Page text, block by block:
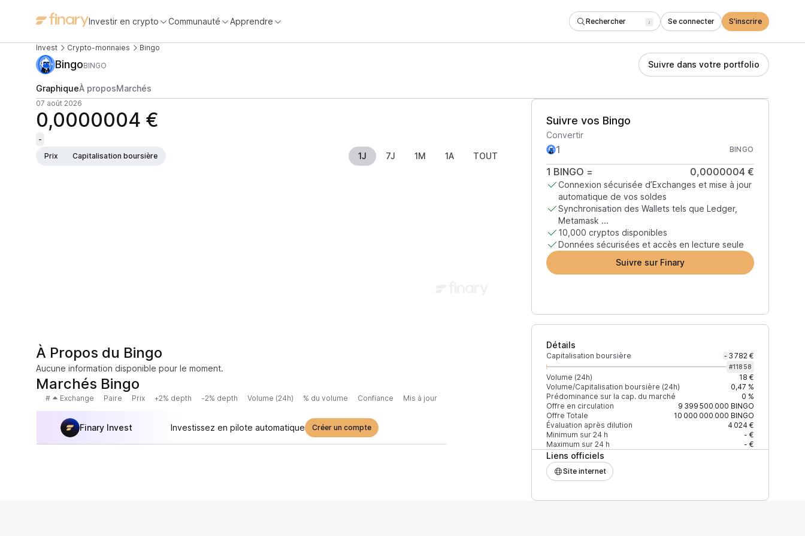
Investir en crypto Communauté Apprendre Rechercher / Se connecter S'inscrire
Invest Crypto-monnaies Bingo
BingoBINGO Suivre dans votre portfolio
GraphiqueÀ proposMarchés
07 août 2026
0,0000004 €
-
Prix
Capitalisation boursière 1J 7J 1M 1A TOUT
Suivre vos Bingo
Convertir
BINGO
1 BINGO = 0,0000004 €
Connexion sécurisée d’Exchanges et mise à jour
automatique de vos soldes
Synchronisation des Wallets tels que Ledger,
Metamask ...
10,000 cryptos disponibles
Données sécurisées et accès en lecture seule
Suivre sur Finary
Détails
Capitalisation boursière - 3 782 €
#11858
Volume (24h)
18 €
Volume/Capitalisation boursière (24h)
0,47 %
Prédominance sur la cap. du marché
0 %
Offre en circulation
9 399 500 000 BINGO
Offre Totale
10 000 000 000 BINGO
Évaluation après dilution
4 024 €
Minimum sur 24 h
- €
Maximum sur 24 h
- €
Liens officiels
Site internet
À Propos du Bingo
Aucune information disponible pour le moment.
Marchés Bingo
# Exchange Paire Prix +2% depth -2% depth Volume (24h) % du volume Confiance Mis à jour
Finary Invest Investissez en pilote automatique Créer un compte